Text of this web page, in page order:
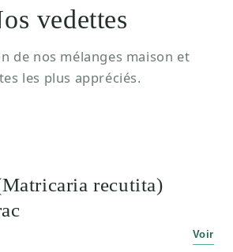
vedettes
de nos mélanges maison et
les plus appréciés.
recutita)
Voir